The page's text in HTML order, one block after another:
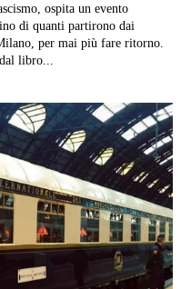
ospita un evento
di quanti partirono dai
per mai più fare ritorno.
libro...